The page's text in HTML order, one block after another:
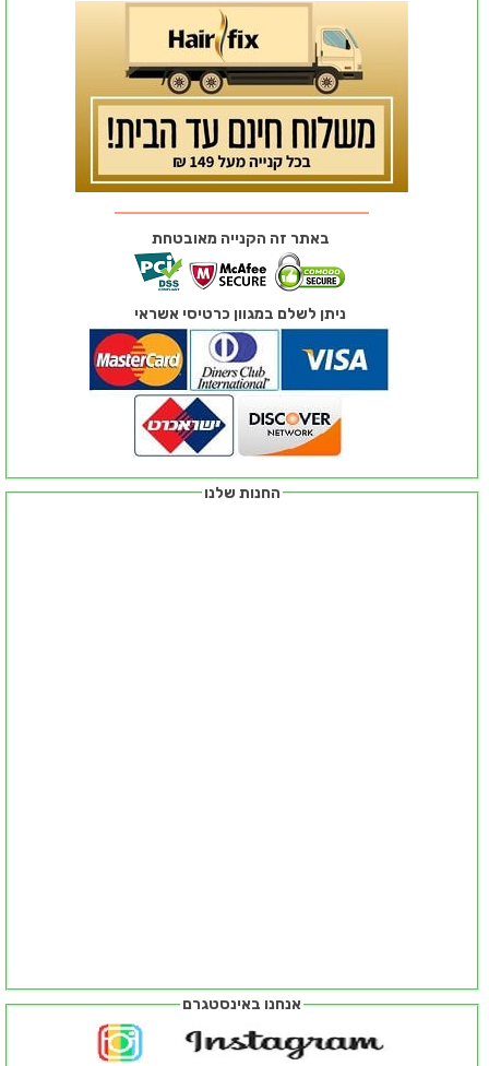
החנות שלנו
אנחנו באינסטגרם